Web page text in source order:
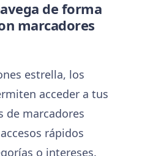
de forma
marcadores
estrella, los
acceder a tus
de marcadores
rápidos
o intereses.